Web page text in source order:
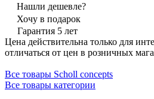
Нашли дешевле?
Хочу в подарок
Гарантия 5 лет
Цена действительна только для
отличаться от цен в розничных
Все товары Scholl concepts
Все товары категории